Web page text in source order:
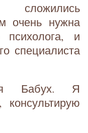
очень нужна
психолога, и
специалиста
Бабух. Я
консультирую